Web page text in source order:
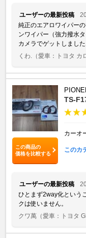
ユーザーの最新投稿
純正のエアロワイパー
ンワイパー（強力撥水
カメラでゲットしました
くわ.
（愛車：トヨタ カ
この商品の
価格を比較する
TS-
カーオ
このカ
ユーザーの最新投稿
ひとまず2way化という
クは使いません。
クワ萬 （愛車：トヨタ